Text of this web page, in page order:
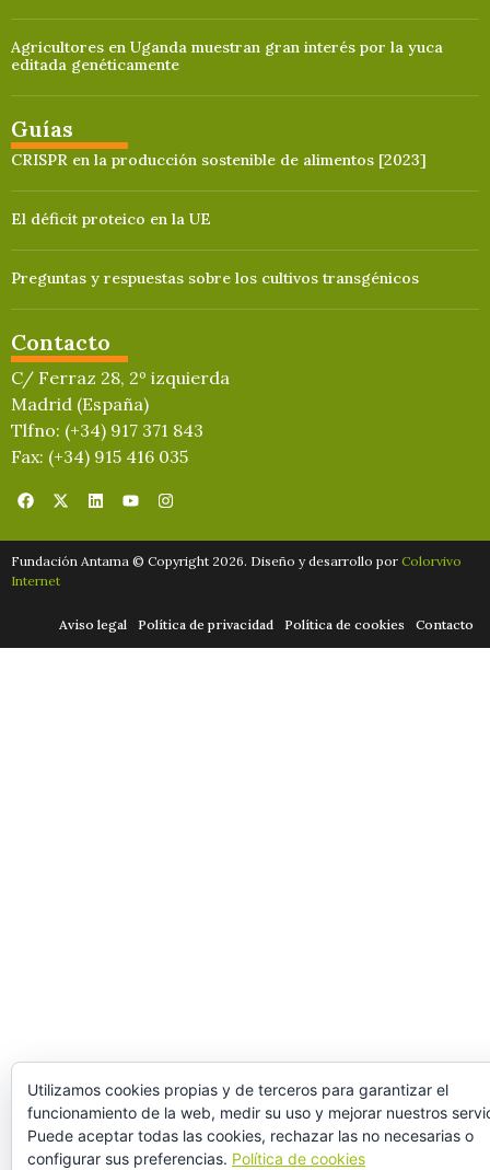
Agricultores en Uganda muestran gran interés por la yuca
editada genéticamente
Guías
CRISPR en la producción sostenible de alimentos [2023]
El déficit proteico en la UE
Preguntas y respuestas sobre los cultivos transgénicos
Contacto
C/ Ferraz 28, 2º izquierda
Madrid (España)
Tlfno: (+34) 917 371 843
Fax: (+34) 915 416 035
Fundación Antama © Copyright 2026. Diseño y desarrollo por Colorvivo
Internet
Aviso legal Política de privacidad Política de cookies Contacto
Utilizamos cookies propias y de terceros para garantizar el
funcionamiento de la web, medir su uso y mejorar nuestros
Puede aceptar todas las cookies, rechazar las no necesarias o
configurar sus preferencias. Política de cookies